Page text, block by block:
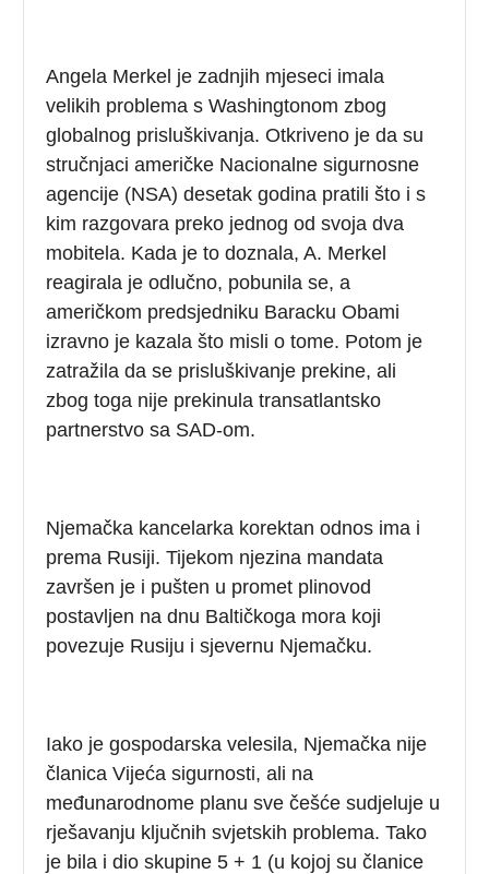
Angela Merkel je zadnjih mjeseci imala
velikih problema s Washingtonom zbog
globalnog prisluškivanja. Otkriveno je da su
stručnjaci američke Nacionalne sigurnosne
agencije (NSA) desetak godina pratili što i s
kim razgovara preko jednog od svoja dva
mobitela. Kada je to doznala, A. Merkel
reagirala je odlučno, pobunila se, a
američkom predsjedniku Baracku Obami
izravno je kazala što misli o tome. Potom je
zatražila da se prisluškivanje prekine, ali
zbog toga nije prekinula transatlantsko
partnerstvo sa SAD-om.
Njemačka kancelarka korektan odnos ima i
prema Rusiji. Tijekom njezina mandata
završen je i pušten u promet plinovod
postavljen na dnu Baltičkoga mora koji
povezuje Rusiju i sjevernu Njemačku.
Iako je gospodarska velesila, Njemačka nije
članica Vijeća sigurnosti, ali na
međunarodnome planu sve češće sudjeluje u
rješavanju ključnih svjetskih problema. Tako
je bila i dio skupine 5 + 1 (u kojoj su članice